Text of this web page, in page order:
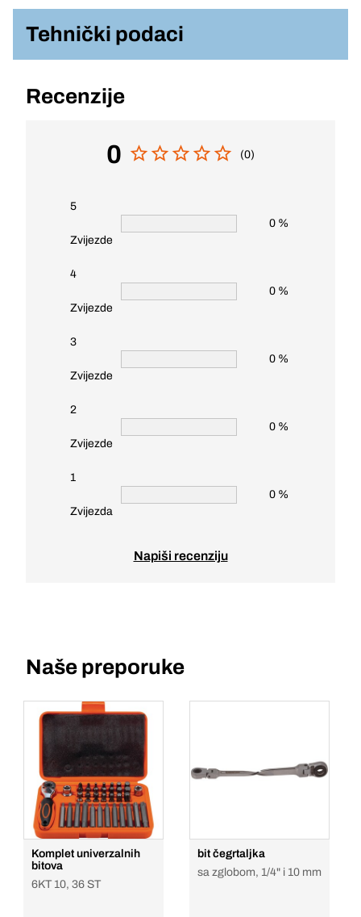
Tehnički podaci
Recenzije
0 (0)
5
Zvijezde
0 %
4
Zvijezde
0 %
3
Zvijezde
0 %
2
Zvijezde
0 %
1
Zvijezda
0 %
Napiši recenziju
Naše preporuke
Komplet univerzalnih
bitova
6KT 10, 36 ST
bit čegrtaljka
sa zglobom, 1/4" i 10 mm